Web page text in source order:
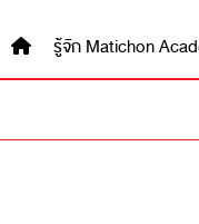
รู้จัก Matichon